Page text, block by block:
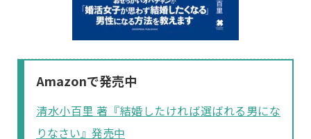
Amazonで発売中
清水小百里 著『結婚したければ選ばれる男にな
りなさい』発売中